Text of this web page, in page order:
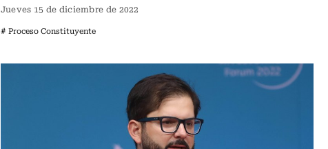
Jueves 15 de diciembre de 2022
# Proceso Constituyente